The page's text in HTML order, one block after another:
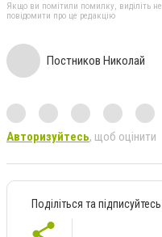
Якщо ви помітили помилку, виділіть
повідомити про це редакцію
Постников Николай
Авторизуйтесь, щоб оцінити
Поділіться та